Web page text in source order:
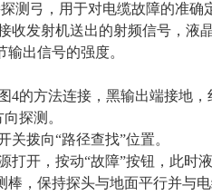
测弓，用于对电缆故障的准确
收发射机送出的射频信号，液
出信号的强度。
4的方法连接，黑输出端接地
探测。
关拨向“路径查找”位置。
打开，按动“故障”按钮，此时
，保持探头与地面平行并与